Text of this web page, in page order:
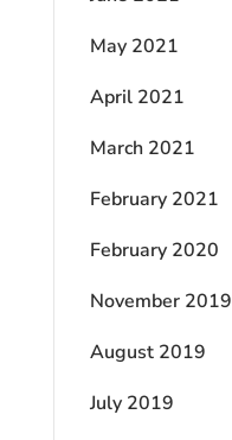
May 2021
April 2021
March 2021
February 2021
February 2020
November 2019
August 2019
July 2019